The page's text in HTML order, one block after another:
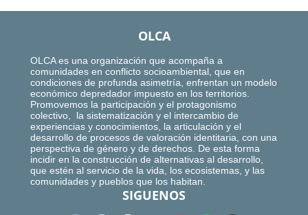
OLCA
OLCA es una organización que acompaña a
comunidades en conflicto socioambiental, que en
condiciones de profunda asimetría, enfrentan un modelo
económico depredador impuesto en los territorios.
Promovemos la participación y el protagonismo
colectivo, la sistematización y el intercambio de
experiencias y conocimientos, la articulación y el
desarrollo de procesos de valoración identitaria, con una
perspectiva de género y de derechos. De esta forma
incidir en la construcción de alternativas al desarrollo,
que estén al servicio de la vida, los ecosistemas, y las
comunidades y pueblos que los habitan.
SIGUENOS